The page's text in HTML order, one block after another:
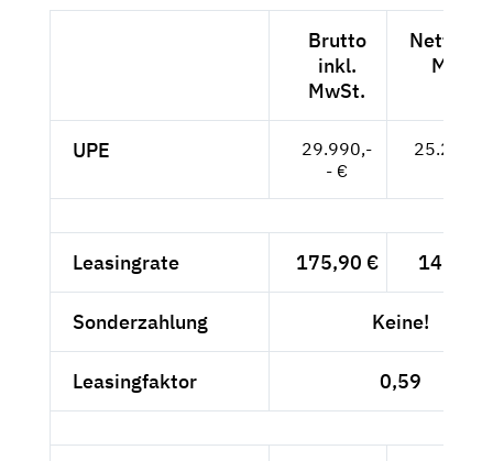
Brutto
inkl.
MwSt.
Netto
MwSt.
UPE
29.990,-
- €
Leasingrate 175,90 € 147,82
Sonderzahlung Keine!
Leasingfaktor 0,59